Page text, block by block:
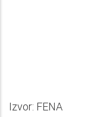
Izvor: FENA